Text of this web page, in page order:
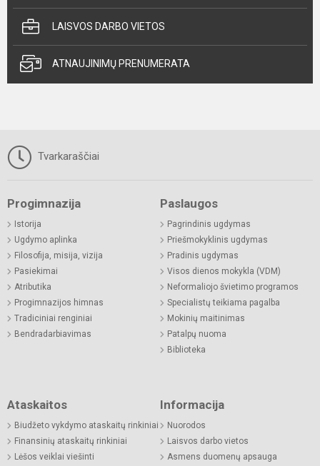
LAISVOS DARBO VIETOS
ATNAUJINIMŲ PRENUMERATA
Tvarkaraščiai
Progimnazija
Istorija
Ugdymo aplinka
Filosofija, misija, vizija
Pasiekimai
Atributika
Progimnazijos himnas
Tradiciniai renginiai
Bendradarbiavimas
Paslaugos
Pagrindinis ugdymas
Priešmokyklinis ugdymas
Pradinis ugdymas
Visos dienos mokykla (VDM)
Neformaliojo švietimo programos
Specialistų teikiama pagalba
Mokinių maitinimas
Patalpų nuoma
Biblioteka
Ataskaitos
Biudžeto vykdymo ataskaitų rinkiniai
Finansinių ataskaitų rinkiniai
Lėšos veiklai viešinti
Informacija
Nuorodos
Laisvos darbo vietos
Asmens duomenų apsauga